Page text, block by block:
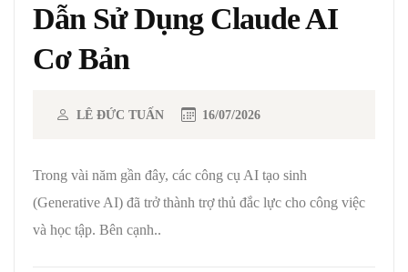
Dẫn Sử Dụng Claude AI
Cơ Bản
LÊ ĐỨC TUẤN 16/07/2026
Trong vài năm gần đây, các công cụ AI tạo sinh
(Generative AI) đã trở thành trợ thủ đắc lực cho công việc
và học tập. Bên cạnh..